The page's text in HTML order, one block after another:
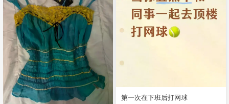
第一次在下班后打网球